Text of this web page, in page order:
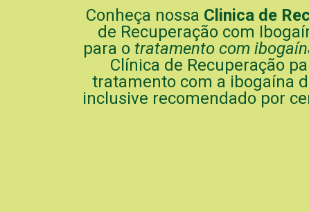
Conheça nossa Clinica de
de Recuperação com
para o tratamento com
Clínica de Recuperação
tratamento com a ibogaína
inclusive recomendado por